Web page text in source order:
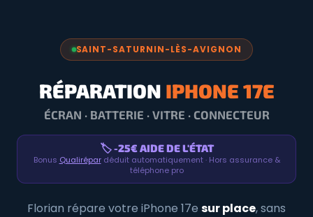
SAINT-SATURNIN-LÈS-AVIGNON
RÉPARATION IPHONE 17E
ÉCRAN · BATTERIE · VITRE · CONNECTEUR
🏷️ -25€ AIDE DE L'ÉTAT
Bonus Qualirépardéduit automatiquement · Hors assurance &
téléphone pro
Florian répare votre iPhone 17e sur place, sans